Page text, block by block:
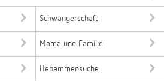
Schwangerschaft
Mama und Familie
Hebammensuche